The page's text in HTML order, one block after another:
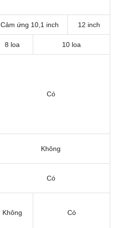
Cảm ứng 10,1 inch 12 inch
8 loa 10 loa
Có
Không
Có
Không Có